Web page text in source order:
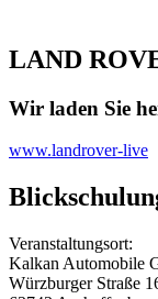
LAND
Wir laden Sie
www.landrover-live
Veranstaltungsort:
Kalkan Automobile
Würzburger Straße